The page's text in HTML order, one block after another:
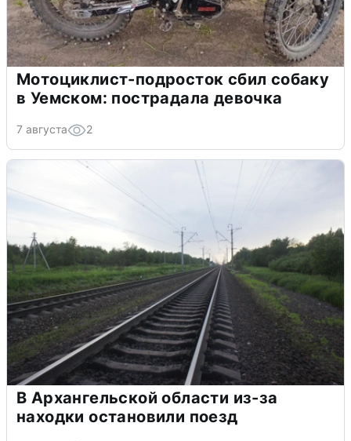
Мотоциклист-подросток сбил собаку
в Уемском: пострадала девочка
7 августа 2
В Архангельской области из-за
находки остановили поезд